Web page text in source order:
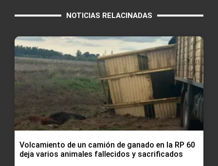
NOTICIAS RELACINADAS
Volcamiento de un camión de ganado en la RP 60
deja varios animales fallecidos y sacrificados